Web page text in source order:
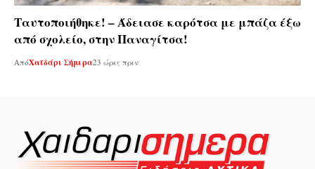
Ταυτοποιήθηκε! – Άδειασε καρότσα με μπάζα έξω
από σχολείο, στην Παναγίτσα!
ΑπόΧαϊδάρι Σήμερα23 ώρες πριν